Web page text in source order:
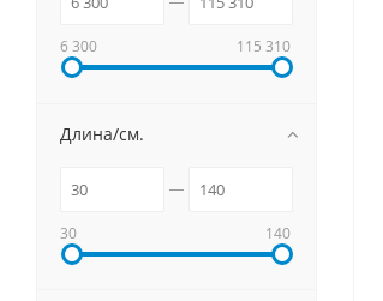
6 300 115 310
Длина/см.
30 140